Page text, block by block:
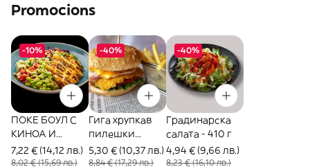
Promocions
-10%
ПОКЕ БОУЛ С
КИНОА И
ХРУПКАВО
ПИЛЕ
7,22 € (14,12 лв.)
8,02 € (15,69 лв.)
-40%
Гига хрупкав
пилешки
бургер - 450 г
5,30 € (10,37 лв.)
8,84 € (17,29 лв.)
-40%
Градинарска
салата - 410 г
4,94 € (9,66 лв.)
8,23 € (16,10 лв.)